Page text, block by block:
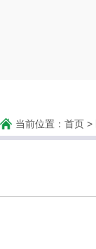
当前位置： 首页 >